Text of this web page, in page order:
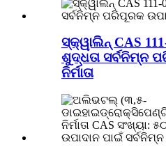
ସ୍କ୍ୱାଲିନ୍ CAS
ଶୁଦ୍ଧତା ସର୍ବନିମ୍ନ
ନିର୍ମାତା